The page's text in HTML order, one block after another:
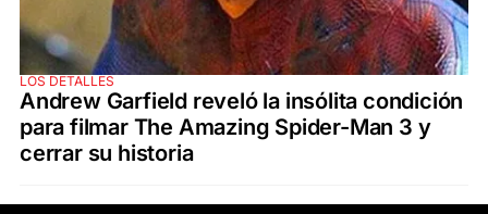
LOS DETALLES
Andrew Garfield reveló la insólita condición
para filmar The Amazing Spider-Man 3 y
cerrar su historia